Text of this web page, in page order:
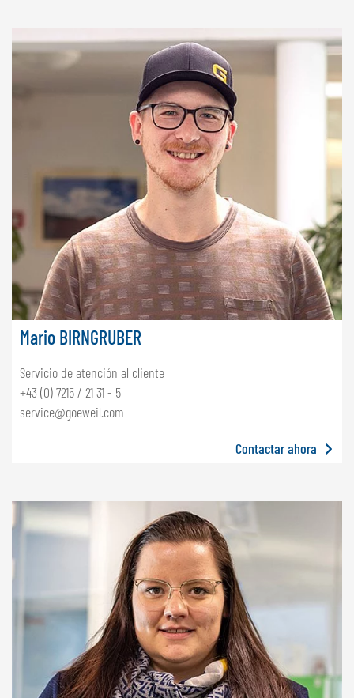
Mario BIRNGRUBER
Servicio de atención al cliente
+43 (0) 7215 / 21 31 - 5
service@goeweil.com
Contactar ahora